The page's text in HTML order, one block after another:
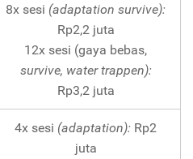
8x sesi (adaptation survive):
Rp2,2 juta
12x sesi (gaya bebas,
survive, water trappen):
Rp3,2 juta
4x sesi (adaptation): Rp2
juta